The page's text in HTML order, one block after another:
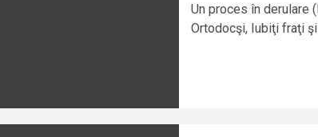
Un proces în derulare
Ortodocşi, Iubiţi fraţi şi